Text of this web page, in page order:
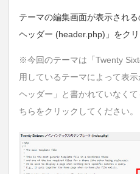
テーマの編集画面が表示され
ヘッダー (header.php)」をクリ
※今回のテーマは「Twenty
用しているテーマによって表
ヘッダー」と書かれていなく
ちらをクリックしてください。